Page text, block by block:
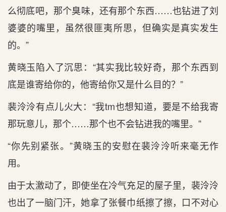
么彻底吧，那个臭味，还有那个东西……也钻进了刘
婆婆的嘴里，虽然很匪夷所思，但确实是真实发生
的。”
黄晓玉陷入了沉思：“其实我比较好奇，那个东西到
底是谁寄给你的，他寄给你又是什么目的？”
裴泠泠有点儿火大：“我tm也想知道，要是不给我寄
那玩意儿，那个……那个也不会钻进我的嘴里。”
“你先别紧张。”黄晓玉的安慰在裴泠泠听来毫无作
用。
由于太激动了，即使坐在冷气充足的屋子里，裴泠泠
也出了一脑门汗，她拿了张餐巾纸擦了擦，口不对心